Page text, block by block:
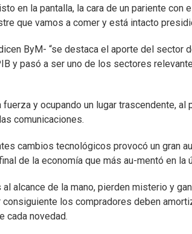
en la pantalla, la cara de un pariente con
que vamos a comer y está intacto
ByM- “se destaca el aporte del sector
y pasó a ser uno de los sectores
y ocupando un lugar trascendente, al
comunicaciones.
cambios tecnológicos provocó un gran
de la economía que más au-mentó en la
alcance de la mano, pierden misterio y
los compradores deben
cada novedad.